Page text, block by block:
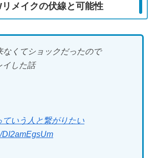
メイクの伏線と可能性
なくてショックだったので
イした話
いう人と繋がりたい
DI2amEgsUm